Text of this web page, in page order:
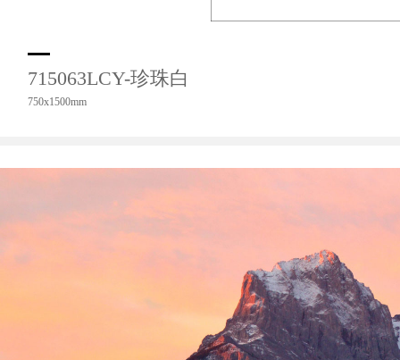
715063LCY-珍珠白
750x1500mm